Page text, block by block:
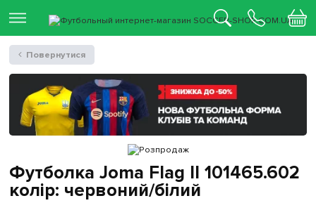
Футболка Joma Flag II 101465.602
колір: червоний/білий
Повернутися